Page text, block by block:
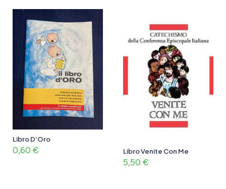
Libro D’Oro
0,60 € Libro Venite Con Me
5,50 €